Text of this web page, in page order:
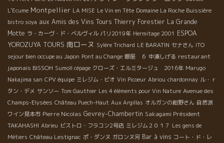
L'Ecume Montpellier LA MISE Le Vin en Tête Domaine La Roche Buissière
bistro soya aux Amis des Vins Tours Thierry Forestier La Grande
Motte ラ・カーヴ・ド・ベルヴィル パリ2019年 Hermitage 2001 ESPOA
YOROZUYA TOURS 南ローヌ Sylère Trichard LE BARATIN セナさん ITO
sejour bien occupe au Japon Pont au Change 銀座 ６ 中湊しげる restaurant
japonais BISSOH Sumoll cépage クローズ・エルミタージュ 2016年 Marugo
Nakajima san CPV équipe ミレジム・ビオ Vin Picoeur Abriou chardonnay ル・ｒ
タン・デメ サンソー Tom Gauthier Les 4 éléments pour Vin Nature Avenue des
Champs-Elysées Château Puech-Haut Aux Argillas オルガンの紺野さん 自然派
ワイン見本市 Pierre Nicolas Gevrey-Chambertin Sakagami Président
TAKAHASHI Abrieu ビストロ・フラコン2号店 ミレジム２０１７ Les gens de
Métiers Château Lestignac ポ・ダンヌ ガロンヌ河 Bar à vins コート・ド・レ